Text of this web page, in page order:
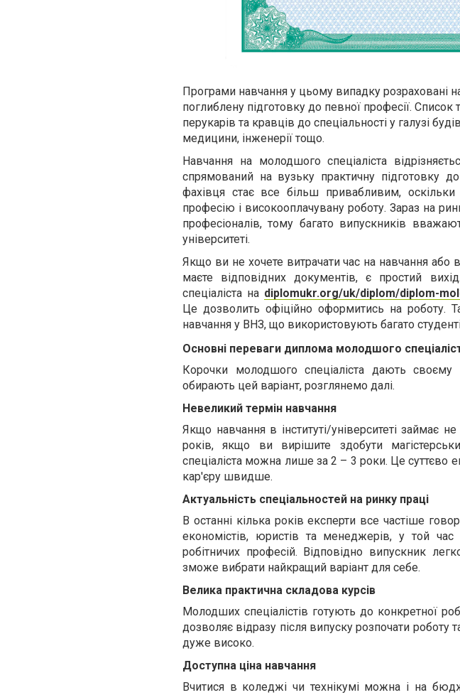
Програми навчання у цьому випадку розраховані
поглиблену підготовку до певної професії.
перукарів та кравців до спеціальності у галузі
медицини, інженерії тощо.
Навчання на молодшого спеціаліста
спрямований на вузьку практичну підготовку
фахівця стає все більш привабливим,
професію і високооплачувану роботу. Зараз на
професіоналів, тому багато випускників
університеті.
Якщо ви не хочете витрачати час на навчання або
маєте відповідних документів, є простий
спеціаліста на diplomukr.org/uk/diplom/diplom-
Це дозволить офіційно оформитись на роботу.
навчання у ВНЗ, що використовують багато
Основні переваги диплома молодшого
Корочки молодшого спеціаліста дають
обирають цей варіант, розглянемо далі.
Невеликий термін навчання
Якщо навчання в інституті/університеті займає
років, якщо ви вирішите здобути
спеціаліста можна лише за 2 – 3 роки. Це суттєво
кар'єру швидше.
Актуальність спеціальностей на ринку праці
В останні кілька років експерти все частіше
економістів, юристів та менеджерів, у той час
робітничих професій. Відповідно випускник
зможе вибрати найкращий варіант для себе.
Велика практична складова курсів
Молодших спеціалістів готують до конкретної
дозволяє відразу після випуску розпочати роботу
дуже високо.
Доступна ціна навчання
Вчитися в коледжі чи технікумі можна і на